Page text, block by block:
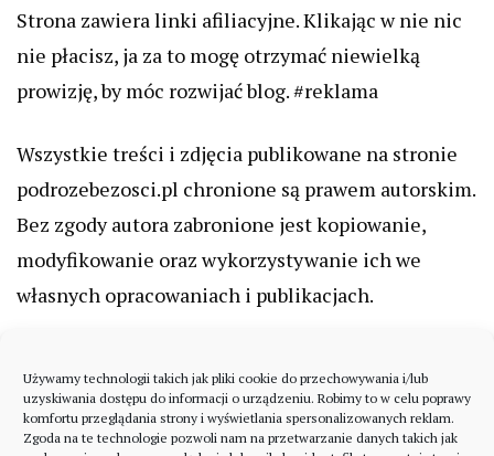
Używamy technologii takich jak pliki cookie do przechowywania i/lub
uzyskiwania dostępu do informacji o urządzeniu. Robimy to w celu poprawy
komfortu przeglądania strony i wyświetlania spersonalizowanych reklam.
Zgoda na te technologie pozwoli nam na przetwarzanie danych takich jak
Strona zawiera linki afiliacyjne. Klikając w nie nic
nie płacisz, ja za to mogę otrzymać niewielką
prowizję, by móc rozwijać blog. #reklama
Wszystkie treści i zdjęcia publikowane na stronie
podrozebezosci.pl chronione są prawem autorskim.
Bez zgody autora zabronione jest kopiowanie,
modyfikowanie oraz wykorzystywanie ich we
własnych opracowaniach i publikacjach.